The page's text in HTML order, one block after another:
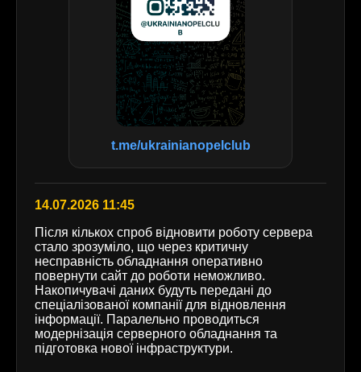
t.me/ukrainianopelclub
14.07.2026 11:45
Після кількох спроб відновити роботу сервера
стало зрозуміло, що через критичну
несправність обладнання оперативно
повернути сайт до роботи неможливо.
Накопичувачі даних будуть передані до
спеціалізованої компанії для відновлення
інформації. Паралельно проводиться
модернізація серверного обладнання та
підготовка нової інфраструктури.